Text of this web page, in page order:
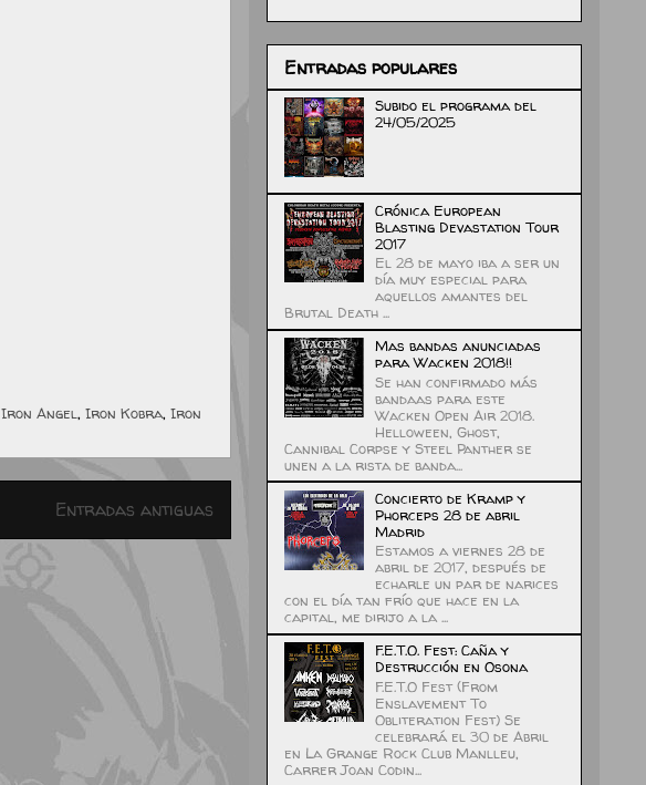
Iron Angel, Iron Kobra, Iron
Entradas antiguas
Entradas populares
Subido el programa del
24/05/2025
Crónica European
Blasting Devastation Tour
2017
El 28 de mayo iba a ser un
día muy especial para
aquellos amantes del
Brutal Death ...
Mas bandas anunciadas
para Wacken 2018!!
Se han confirmado más
bandaas para este
Wacken Open Air 2018.
Helloween, Ghost,
Cannibal Corpse y Steel Panther se
unen a la rista de banda...
Concierto de Kramp y
Phorceps 28 de abril
Madrid
Estamos a viernes 28 de
abril de 2017, después de
echarle un par de narices
con el día tan frío que hace en la
capital, me dirijo a la ...
F.E.T.O. Fest: Caña y
Destrucción en Osona
F.E.T.O Fest (From
Enslavement To
Obliteration Fest) Se
celebrará el 30 de Abril
en La Grange Rock Club Manlleu,
Carrer Joan Codin...